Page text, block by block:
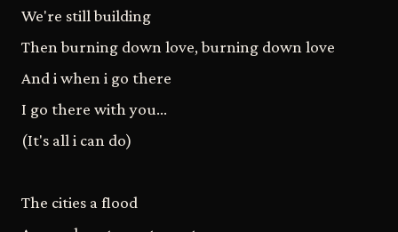
We're still building
Then burning down love, burning down love
And i when i go there
I go there with you...
(It's all i can do)
The cities a flood